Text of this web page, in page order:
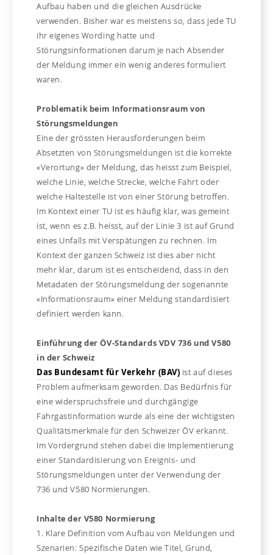
Aufbau haben und die gleichen Ausdrücke
verwenden. Bisher war es meistens so, dass jede TU
ihr eigenes Wording hatte und
Störungsinformationen darum je nach Absender
der Meldung immer ein wenig anderes formuliert
waren.
Problematik beim Informationsraum von
Störungsmeldungen
Eine der grössten Herausforderungen beim
Absetzten von Störungsmeldungen ist die korrekte
«Verortung» der Meldung, das heisst zum Beispiel,
welche Linie, welche Strecke, welche Fahrt oder
welche Haltestelle ist von einer Störung betroffen.
Im Kontext einer TU ist es häufig klar, was gemeint
ist, wenn es z.B. heisst, auf der Linie 3 ist auf Grund
eines Unfalls mit Verspätungen zu rechnen. Im
Kontext der ganzen Schweiz ist dies aber nicht
mehr klar, darum ist es entscheidend, dass in den
Metadaten der Störungsmeldung der sogenannte
«Informationsraum» einer Meldung standardisiert
definiert werden kann.
Einführung der ÖV-Standards VDV 736 und V580
in der Schweiz
Das Bundesamt für Verkehr (BAV) ist auf dieses
Problem aufmerksam geworden. Das Bedürfnis für
eine widerspruchsfreie und durchgängige
Fahrgastinformation wurde als eine der wichtigsten
Qualitätsmerkmale für den Schweizer ÖV erkannt.
Im Vordergrund stehen dabei die Implementierung
einer Standardisierung von Ereignis- und
Störungsmeldungen unter der Verwendung der
736 und V580 Normierungen.
Inhalte der V580 Normierung
1. Klare Definition vom Aufbau von Meldungen und
Szenarien: Spezifische Daten wie Titel, Grund,